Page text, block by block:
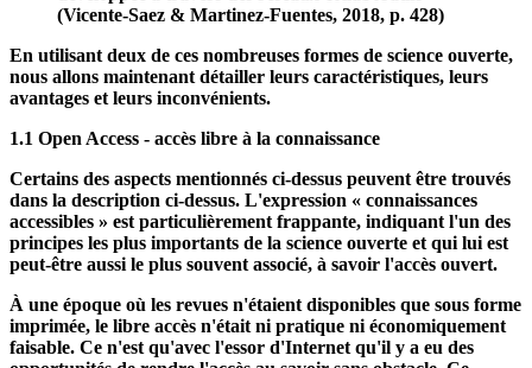
La science ouverte est une connaissance
transparente et accessible qui est partagée et
développée à travers des réseaux collaboratifs
(Vicente-Saez & Martinez-Fuentes, 2018, p. 428)
En utilisant deux de ces nombreuses formes de science ouverte,
nous allons maintenant détailler leurs caractéristiques, leurs
avantages et leurs inconvénients.
1.1 Open Access - accès libre à la connaissance
Certains des aspects mentionnés ci-dessus peuvent être trouvés
dans la description ci-dessus. L'expression « connaissances
accessibles » est particulièrement frappante, indiquant l'un des
principes les plus importants de la science ouverte et qui lui est
peut-être aussi le plus souvent associé, à savoir l'accès ouvert.